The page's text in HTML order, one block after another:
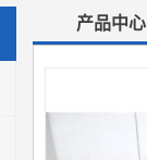
产品中心